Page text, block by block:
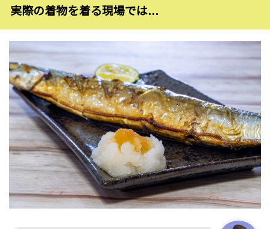
実際の着物を着る現場では…